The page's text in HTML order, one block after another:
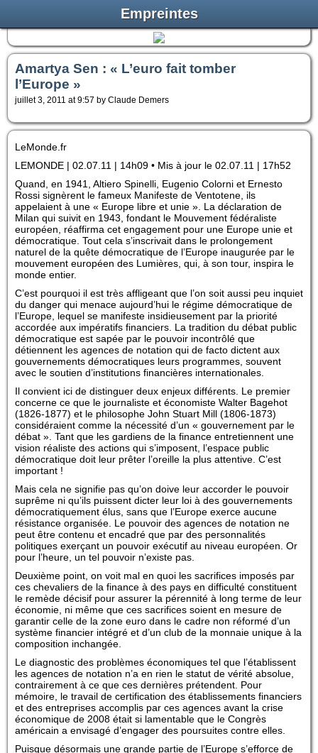
Empreintes
Amartya Sen : « L’euro fait tomber
l’Europe »
juillet 3, 2011 at 9:57 by Claude Demers
LeMonde.fr
LEMONDE | 02.07.11 | 14h09 • Mis à jour le 02.07.11 | 17h52
Quand, en 1941, Altiero Spinelli, Eugenio Colorni et Ernesto
Rossi signèrent le fameux Manifeste de Ventotene, ils
appelaient à une « Europe libre et unie ». La déclaration de
Milan qui suivit en 1943, fondant le Mouvement fédéraliste
européen, réaffirma cet engagement pour une Europe unie et
démocratique. Tout cela s’inscrivait dans le prolongement
naturel de la quête démocratique de l’Europe inaugurée par le
mouvement européen des Lumières, qui, à son tour, inspira le
monde entier.
C’est pourquoi il est très affligeant que l’on soit aussi peu inquiet
du danger qui menace aujourd’hui le régime démocratique de
l’Europe, lequel se manifeste insidieusement par la priorité
accordée aux impératifs financiers. La tradition du débat public
démocratique est sapée par le pouvoir incontrôlé que
détiennent les agences de notation qui de facto dictent aux
gouvernements démocratiques leurs programmes, souvent
avec le soutien d’institutions financières internationales.
Il convient ici de distinguer deux enjeux différents. Le premier
concerne ce que le journaliste et économiste Walter Bagehot
(1826-1877) et le philosophe John Stuart Mill (1806-1873)
considéraient comme la nécessité d’un « gouvernement par le
débat ». Tant que les gardiens de la finance entretiennent une
vision réaliste des actions qui s’imposent, l’espace public
démocratique doit leur prêter l’oreille la plus attentive. C’est
important !
Mais cela ne signifie pas qu’on doive leur accorder le pouvoir
suprême ni qu’ils puissent dicter leur loi à des gouvernements
démocratiquement élus, sans que l’Europe exerce aucune
résistance organisée. Le pouvoir des agences de notation ne
peut être contenu et encadré que par des personnalités
politiques exerçant un pouvoir exécutif au niveau européen. Or
pour l’heure, un tel pouvoir n’existe pas.
Deuxième point, on voit mal en quoi les sacrifices imposés par
ces chevaliers de la finance à des pays en difficulté constituent
le remède décisif pour assurer la pérennité à long terme de leur
économie, ni même que ces sacrifices soient en mesure de
garantir celle de la zone euro dans le cadre non réformé d’un
système financier intégré et d’un club de la monnaie unique à la
composition inchangée.
Le diagnostic des problèmes économiques tel que l’établissent
les agences de notation n’a en rien le statut de vérité absolue,
contrairement à ce que ces dernières prétendent. Pour
mémoire, le travail de certification des établissements financiers
et des entreprises accomplis par ces agences avant la crise
économique de 2008 était si lamentable que le Congrès
américain a envisagé d’engager des poursuites contre elles.
Puisque désormais une grande partie de l’Europe s’efforce de